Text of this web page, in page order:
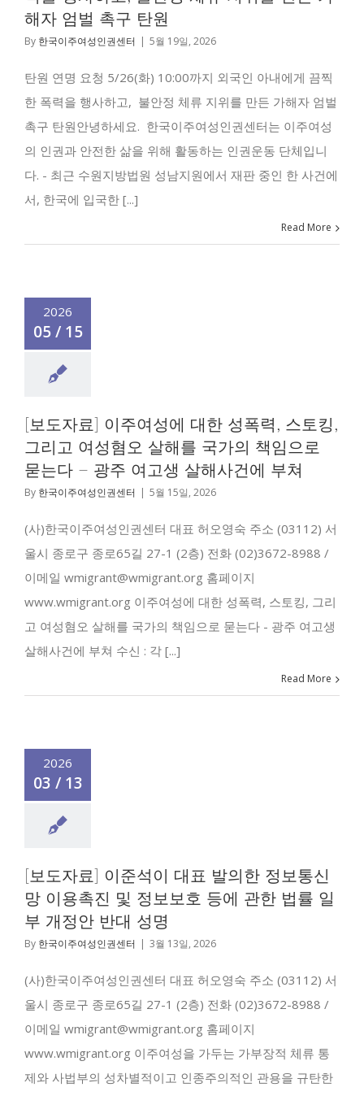
해자 엄벌 촉구 탄원
By 한국이주여성인권센터 | 5월 19일, 2026
탄원 연명 요청 5/26(화) 10:00까지 외국인 아내에게 끔찍
한 폭력을 행사하고, 불안정 체류 지위를 만든 가해자 엄벌
촉구 탄원안녕하세요. 한국이주여성인권센터는 이주여성
의 인권과 안전한 삶을 위해 활동하는 인권운동 단체입니
다. - 최근 수원지방법원 성남지원에서 재판 중인 한 사건에
서, 한국에 입국한 [...]
Read More
2026
05 / 15
[보도자료] 이주여성에 대한 성폭력, 스토킹,
그리고 여성혐오 살해를 국가의 책임으로
묻는다 – 광주 여고생 살해사건에 부쳐
By 한국이주여성인권센터 | 5월 15일, 2026
(사)한국이주여성인권센터 대표 허오영숙 주소 (03112) 서
울시 종로구 종로65길 27-1 (2층) 전화 (02)3672-8988 /
이메일 wmigrant@wmigrant.org 홈페이지
www.wmigrant.org 이주여성에 대한 성폭력, 스토킹, 그리
고 여성혐오 살해를 국가의 책임으로 묻는다 - 광주 여고생
살해사건에 부쳐 수신 : 각 [...]
Read More
2026
03 / 13
[보도자료] 이준석이 대표 발의한 정보통신
망 이용촉진 및 정보보호 등에 관한 법률 일
부 개정안 반대 성명
By 한국이주여성인권센터 | 3월 13일, 2026
(사)한국이주여성인권센터 대표 허오영숙 주소 (03112) 서
울시 종로구 종로65길 27-1 (2층) 전화 (02)3672-8988 /
이메일 wmigrant@wmigrant.org 홈페이지
www.wmigrant.org 이주여성을 가두는 가부장적 체류 통
제와 사법부의 성차별적이고 인종주의적인 관용을 규탄한